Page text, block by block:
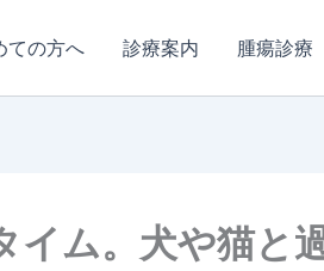
ての方へ 診療案内 腫瘍診療
イム。犬や猫と